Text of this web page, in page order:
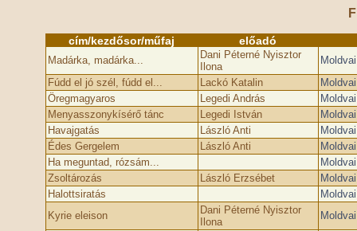
cím/kezdősor/műfaj előadó
Madárka, madárka...
Dani Péterné Nyisztor
Ilona
Fúdd el jó szél, fúdd el...
Lackó Katalin
Öregmagyaros
Legedi András
Menyasszonykísérő tánc
Legedi István
Havajgatás
László Anti
Édes Gergelem
László Anti
Ha meguntad, rózsám...
Zsoltározás
László Erzsébet
Halottsiratás
Kyrie eleison
Dani Péterné Nyisztor
Ilona